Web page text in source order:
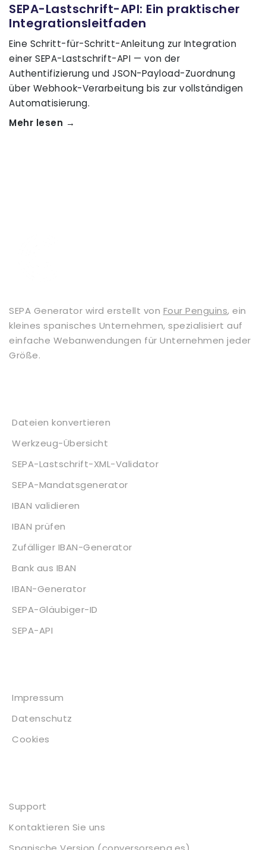
SEPA-Lastschrift-API: Ein praktischer
Integrationsleitfaden
Eine Schritt-für-Schritt-Anleitung zur Integration
einer SEPA-Lastschrift-API — von der
Authentifizierung und JSON-Payload-Zuordnung
über Webhook-Verarbeitung bis zur vollständigen
Automatisierung.
Mehr lesen →
SEPA Generator wird erstellt von Four Penguins, ein
kleines spanisches Unternehmen, spezialisiert auf
einfache Webanwendungen für Unternehmen jeder
Größe.
Dateien konvertieren
Werkzeug-Übersicht
SEPA-Lastschrift-XML-Validator
SEPA-Mandatsgenerator
IBAN validieren
IBAN prüfen
Zufälliger IBAN-Generator
Bank aus IBAN
IBAN-Generator
SEPA-Gläubiger-ID
SEPA-API
Impressum
Datenschutz
Cookies
Support
Kontaktieren Sie uns